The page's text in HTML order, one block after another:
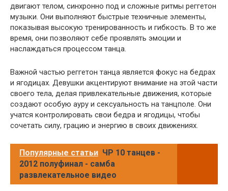
двигают телом, синхронно под и сложные ритмы реггетон
музыки. Они выполняют быстрые техничные элементы,
показывая высокую тренированность и гибкость. В то же
время, они позволяют себе проявлять эмоции и
наслаждаться процессом танца.
Важной частью реггетон танца является фокус на бедрах
и ягодицах. Девушки акцентируют внимание на этой части
своего тела, делая привлекательные движения, которые
создают особую ауру и сексуальность на танцполе. Они
учатся контролировать свои бедра и ягодицы, чтобы
сочетать силу, грацию и энергию в своих движениях.
Популярные статьи ЧР 10 танцев -
2012 полуфинал - самба
развлекательное видео